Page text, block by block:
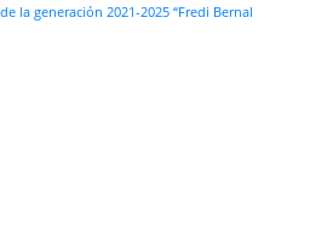
la generación 2021-2025 “Fredi Bernal